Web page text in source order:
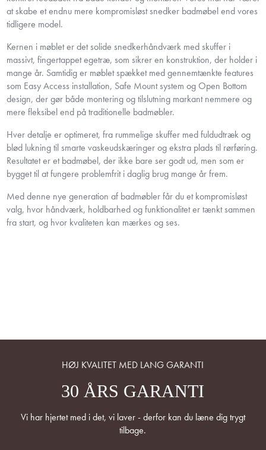
at skabe et endnu mere kompromisløst snedker badmøbel end vores
tidligere model.
Kernen i møblet er det solide snedkerhåndværk med skuffer i
massivt, fingertappet egetræ, som sikrer en konstruktion, der holder i
mange år. Samtidig er møblet spækket med gennemtænkte features
som Easy Access installation, Safe Mount system og Open Bottom
design, der gør både montering og tilslutning markant nemmere og
mere fleksibel end på traditionelle badmøbler.
Hver detalje er optimeret, fra rummelige skuffer med fuldudtræk og
blød lukning til smarte vaskeudskæringer og ekstra plads til rørføring.
Resultatet er et badmøbel, der ikke bare ser godt ud, men som er
bygget til at fungere problemfrit i daglig brug mange år frem.
Med denne nye generation af badmøbler får du et kompromisløst
valg, hvor håndværk, holdbarhed og funktionalitet er tænkt sammen
fra start, og hvor kvaliteten kan mærkes og ses.
HØJ KVALITET MED LANG GARANTI
30 ÅRS GARANTI
Vi har hjertet med i det, vi laver - derfor kan du læne dig trygt
tilbage.